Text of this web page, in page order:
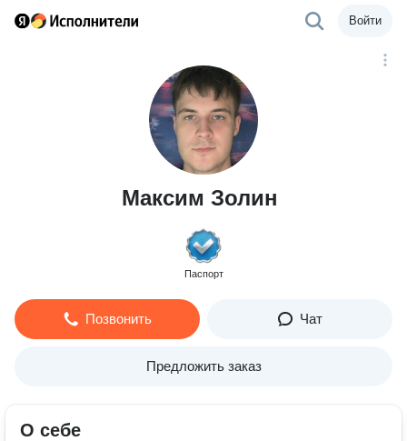
Войти
Максим Золин
Паспорт
Позвонить Чат
Предложить заказ
О себе